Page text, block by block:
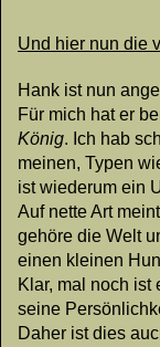
Und hier nun die
Hank ist nun
Für mich hat er
König. Ich hab
meinen, Typen
ist wiederum ein
Auf nette Art
gehöre die Welt
einen kleinen
Klar, mal noch ist
seine
Daher ist dies